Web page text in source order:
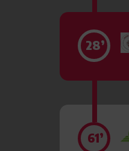
28’
61’